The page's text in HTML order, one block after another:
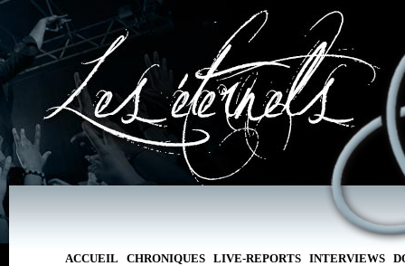
ACCUEIL CHRONIQUES LIVE-REPORTS INTERVIEWS